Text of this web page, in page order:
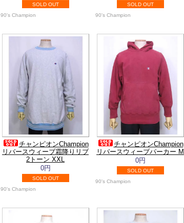
SOLD OUT
90's Champion
SOLD OUT
90's Champion
チャンピオンChampion
リバースウィーブ霜降りリブ
2トーン XXL
0円
SOLD OUT
90's Champion
チャンピオンChampion
リバースウィーブパーカー M
0円
SOLD OUT
90's Champion